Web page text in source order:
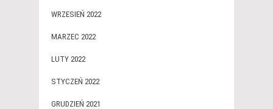
WRZESIEŃ 2022
MARZEC 2022
LUTY 2022
STYCZEŃ 2022
GRUDZIEŃ 2021